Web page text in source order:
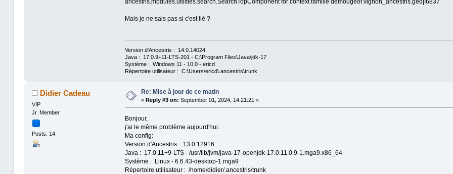
ancestris.modules.utilities.search.SearchTopComponent for context famille demougeot vignon_ancestris.ged|I6837
Mais je ne sais pas si c'est lié ?
Version d'Ancestris : 14.0.14024
Java : 17.0.9+11-LTS-201 - C:\Program Files\Java\jdk-17
Système : Windows 11 - 10.0 - ericd
Répertoire utilisateur : C:\Users\ericd\.ancestris\trunk
Didier Cadeau
VIP
Jr. Member
Posts: 14
Re: Mise à jour de ce matin
« Reply #3 on: September 01, 2024, 14:21:21 »
Bonjour,
j'ai le même problème aujourd'hui.
Ma config:
Version d'Ancestris : 13.0.12916
Java : 17.0.11+9-LTS - /usr/lib/jvm/java-17-openjdk-17.0.11.0.9-1.mga9.x86_64
Système : Linux - 6.6.43-desktop-1.mga9
Répertoire utilisateur : /home/didier/.ancestris/trunk